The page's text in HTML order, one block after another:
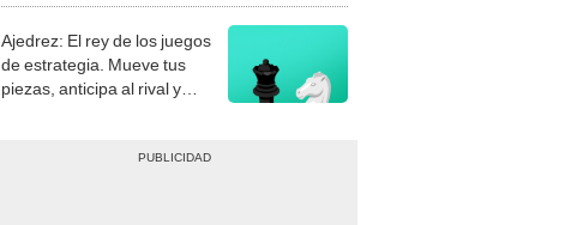
Ajedrez: El rey de los juegos
de estrategia. Mueve tus
piezas, anticipa al rival y